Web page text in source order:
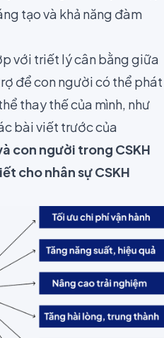
tạo và khả năng đàm
với triết lý cân bằng giữa
để con người có thể phát
thay thế của mình, như
bài viết trước của
con người trong CSKH
cho nhân sự CSKH